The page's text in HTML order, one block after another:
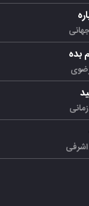
بده